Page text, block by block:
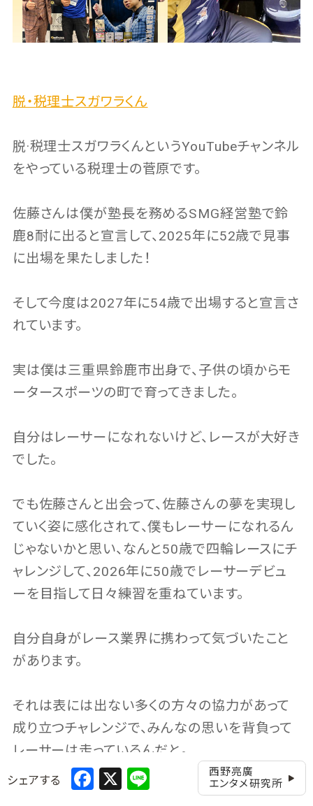
脱・税理士スガワラくん
脱·税理士スガワラくんというYouTubeチャンネル
をやっている税理士の菅原です。
佐藤さんは僕が塾長を務めるSMG経営塾で鈴
鹿8耐に出ると宣言して、2025年に52歳で見事
に出場を果たしました！
そして今度は2027年に54歳で出場すると宣言さ
れています。
実は僕は三重県鈴鹿市出身で、子供の頃からモ
ータースポーツの町で育ってきました。
自分はレーサーになれないけど、レースが大好き
でした。
でも佐藤さんと出会って、佐藤さんの夢を実現し
ていく姿に感化されて、僕もレーサーになれるん
じゃないかと思い、なんと50歳で四輪レースにチ
ャレンジして、2026年に50歳でレーサーデビュ
ーを目指して日々練習を重ねています。
自分自身がレース業界に携わって気づいたこと
があります。
それは表には出ない多くの方々の協力があって
成り立つチャレンジで、みんなの思いを背負って
レーサーは走っているんだと。
そしてみんなで夢を実現する喜びを分かち合う。
シェアする Facebook
X Line
西野亮廣
エンタメ研究所